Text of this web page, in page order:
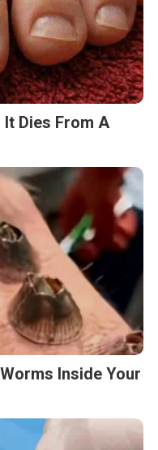
Dies From A
Inside Your